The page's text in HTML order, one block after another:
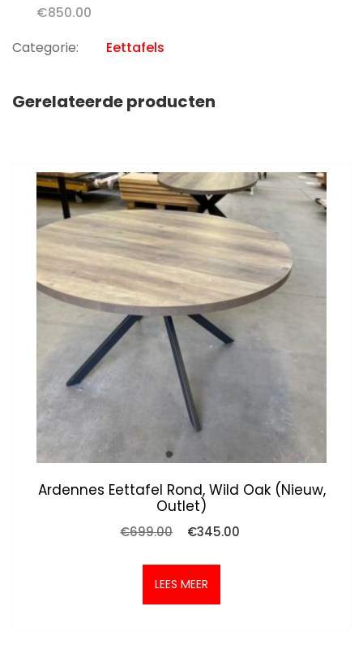
€850.00
Categorie:
Eettafels
Gerelateerde producten
Ardennes Eettafel Rond, Wild Oak (nieuw,
Outlet)
€699.00
Oorspronkelijke
was:
€699.00.
€345.00
LEES MEER